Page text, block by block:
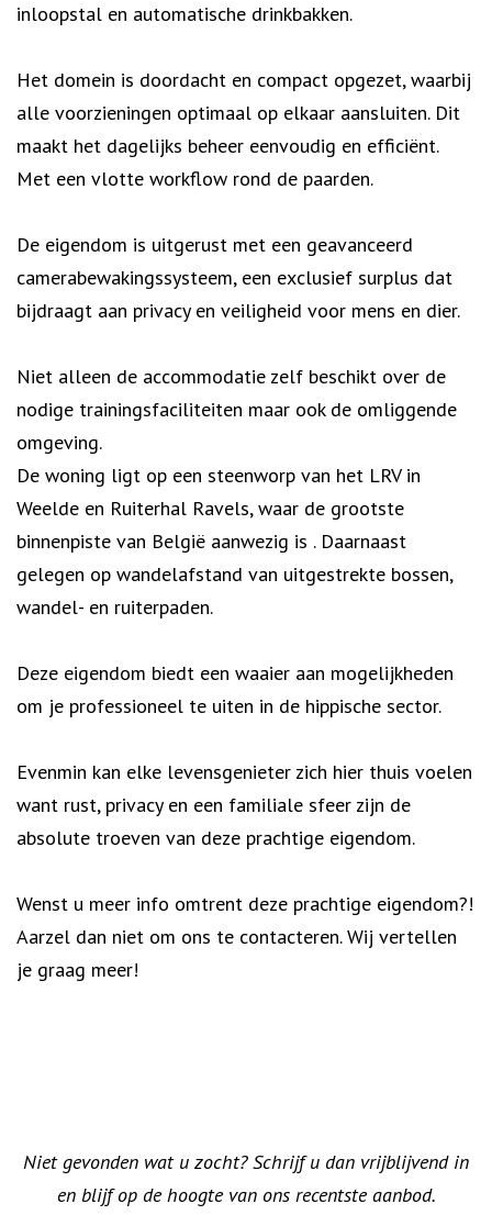
inloopstal en automatische drinkbakken.
Het domein is doordacht en compact opgezet, waarbij
alle voorzieningen optimaal op elkaar aansluiten. Dit
maakt het dagelijks beheer eenvoudig en efficiënt.
Met een vlotte workflow rond de paarden.
De eigendom is uitgerust met een geavanceerd
camerabewakingssysteem, een exclusief surplus dat
bijdraagt aan privacy en veiligheid voor mens en dier.
Niet alleen de accommodatie zelf beschikt over de
nodige trainingsfaciliteiten maar ook de omliggende
omgeving.
De woning ligt op een steenworp van het LRV in
Weelde en Ruiterhal Ravels, waar de grootste
binnenpiste van België aanwezig is . Daarnaast
gelegen op wandelafstand van uitgestrekte bossen,
wandel- en ruiterpaden.
Deze eigendom biedt een waaier aan mogelijkheden
om je professioneel te uiten in de hippische sector.
Evenmin kan elke levensgenieter zich hier thuis voelen
want rust, privacy en een familiale sfeer zijn de
absolute troeven van deze prachtige eigendom.
Wenst u meer info omtrent deze prachtige eigendom?!
Aarzel dan niet om ons te contacteren. Wij vertellen
je graag meer!
Niet gevonden wat u zocht? Schrijf u dan vrijblijvend in
en blijf op de hoogte van ons recentste aanbod.